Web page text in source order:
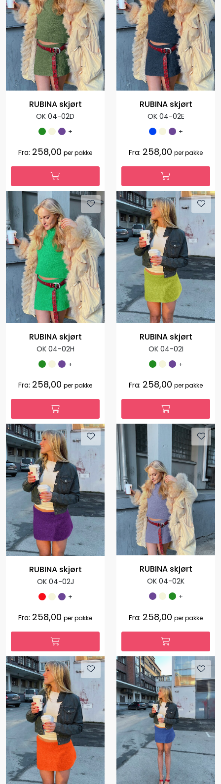
RUBINA skjørt
OK 04-02D
+
Fra: 258,00 per pakke
RUBINA skjørt
OK 04-02E
+
Fra: 258,00 per pakke
RUBINA skjørt
OK 04-02H
+
Fra: 258,00 per pakke
RUBINA skjørt
OK 04-02I
+
Fra: 258,00 per pakke
RUBINA skjørt
OK 04-02J
+
Fra: 258,00 per pakke
RUBINA skjørt
OK 04-02K
+
Fra: 258,00 per pakke